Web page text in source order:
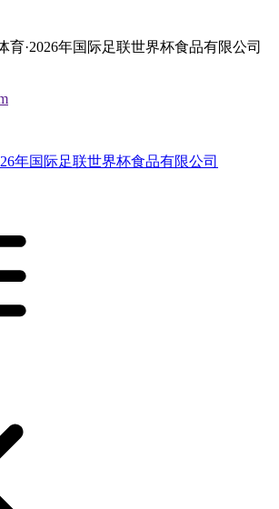
育·2026年国际足联世界杯食品有限公司